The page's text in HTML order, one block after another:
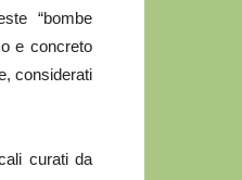
“bombe
e concreto
considerati
curati da